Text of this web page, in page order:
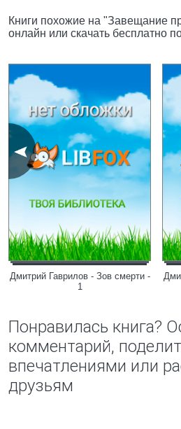
Книги похожие на "Завещание
онлайн или скачать бесплатно
Дмитрий Гаврилов - Зов смерти -
1
Понравилась книга?
комментарий,
впечатлениями или
друзьям